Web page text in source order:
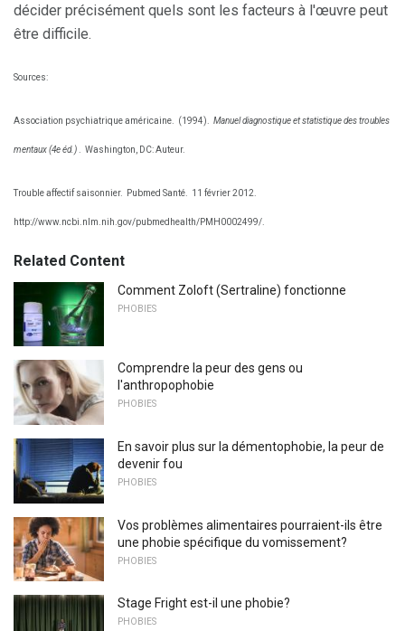
décider précisément quels sont les facteurs à l'œuvre peut
être difficile.
Sources:
Association psychiatrique américaine. (1994). Manuel diagnostique et statistique des troubles
mentaux (4e éd.). Washington, DC: Auteur.
Trouble affectif saisonnier. Pubmed Santé. 11 février 2012.
http://www.ncbi.nlm.nih.gov/pubmedhealth/PMH0002499/.
Related Content
Comment Zoloft (Sertraline) fonctionne
PHOBIES
Comprendre la peur des gens ou
l'anthropophobie
PHOBIES
En savoir plus sur la démentophobie, la peur de
devenir fou
PHOBIES
Vos problèmes alimentaires pourraient-ils être
une phobie spécifique du vomissement?
PHOBIES
Stage Fright est-il une phobie?
PHOBIES